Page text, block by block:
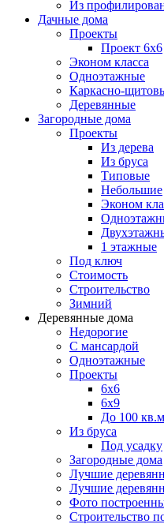
Из
Дачные дома
Проекты
Проект 6х6
Эконом класса
Одноэтажные
Каркасно-
Деревянные
Загородные дома
Проекты
Из дерева
Из бруса
Типовые
Небольшие
Эконом
1 этажные
Под ключ
Стоимость
Строительство
Зимний
Деревянные дома
Недорогие
С мансардой
Одноэтажные
Проекты
6х6
6х9
До 100
Из бруса
Под усадку
Загородные дома
Лучшие
Лучшие
Фото
Строительство